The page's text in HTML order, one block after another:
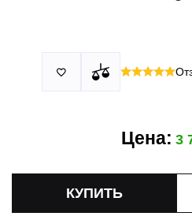
По России: оплата
скидка 25%

Цена: 3